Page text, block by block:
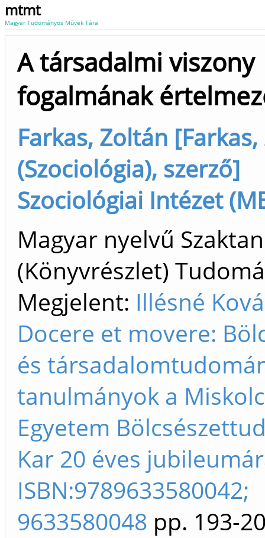
mtmt
Magyar Tudományos Művek Tára
A társadalmi viszony
fogalmának
Farkas, Zoltán
(Szociológia), szerző]
Szociológiai Intézet
Magyar nyelvű
(Könyvrészlet)
Megjelent: Illésné
Docere et movere:
és
tanulmányok a
Egyetem
Kar 20 éves
ISBN:9789633580042;
9633580048 pp. 193-